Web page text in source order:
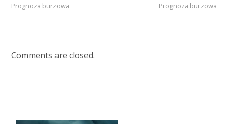
Prognoza burzowa Prognoza burzowa
Comments are closed.